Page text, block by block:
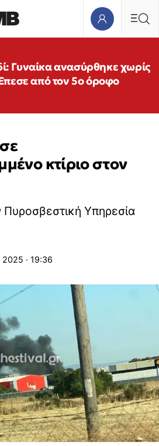
Γυναίκα ανασύρθηκε χωρίς
Έπεσε από τον 5ο όροφο
κτίριο στον
Υπηρεσία
2025 · 19:36